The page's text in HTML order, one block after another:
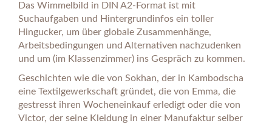
Das Wimmelbild in DIN A2-Format ist mit
Suchaufgaben und Hintergrundinfos ein toller
Hingucker, um über globale Zusammenhänge,
Arbeitsbedingungen und Alternativen nachzudenken
und um (im Klassenzimmer) ins Gespräch zu kommen.
Geschichten wie die von Sokhan, der in Kambodscha
eine Textilgewerkschaft gründet, die von Emma, die
gestresst ihren Wocheneinkauf erledigt oder die von
Victor, der seine Kleidung in einer Manufaktur selber